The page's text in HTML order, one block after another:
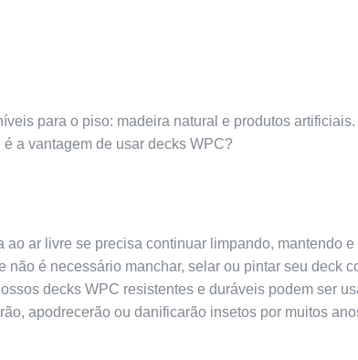
para o piso: madeira natural e produtos
a vantagem de usar decks WPC?
ar livre se precisa continuar limpando, mantendo
é necessário manchar, selar ou pintar seu deck
decks WPC resistentes e duráveis podem ser
apodrecerão ou danificarão insetos por muitos